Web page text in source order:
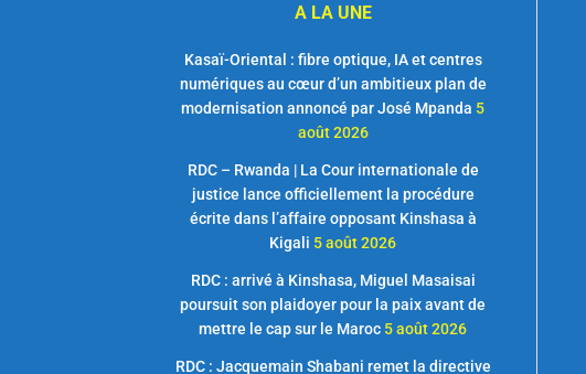
A LA UNE
Kasaï-Oriental : fibre optique, IA et centres
numériques au cœur d’un ambitieux plan de
modernisation annoncé par José Mpanda 5
août 2026
RDC – Rwanda | La Cour internationale de
justice lance officiellement la procédure
écrite dans l’affaire opposant Kinshasa à
Kigali 5 août 2026
RDC : arrivé à Kinshasa, Miguel Masaisai
poursuit son plaidoyer pour la paix avant de
mettre le cap sur le Maroc 5 août 2026
RDC : Jacquemain Shabani remet la directive